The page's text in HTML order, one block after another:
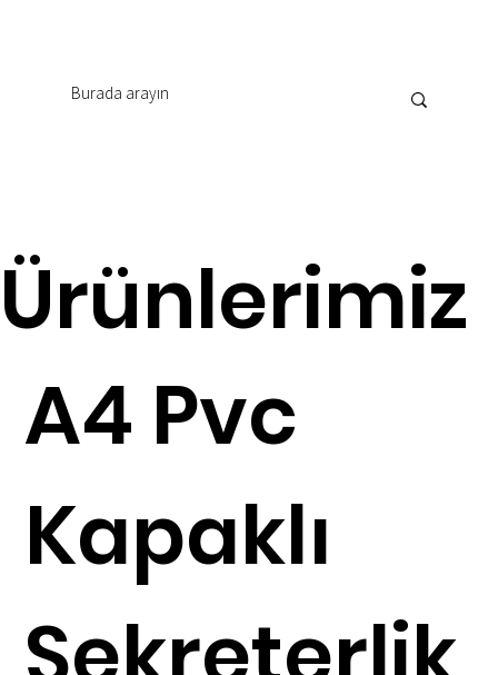
Ürünlerimiz
A4 Pvc
Kapaklı